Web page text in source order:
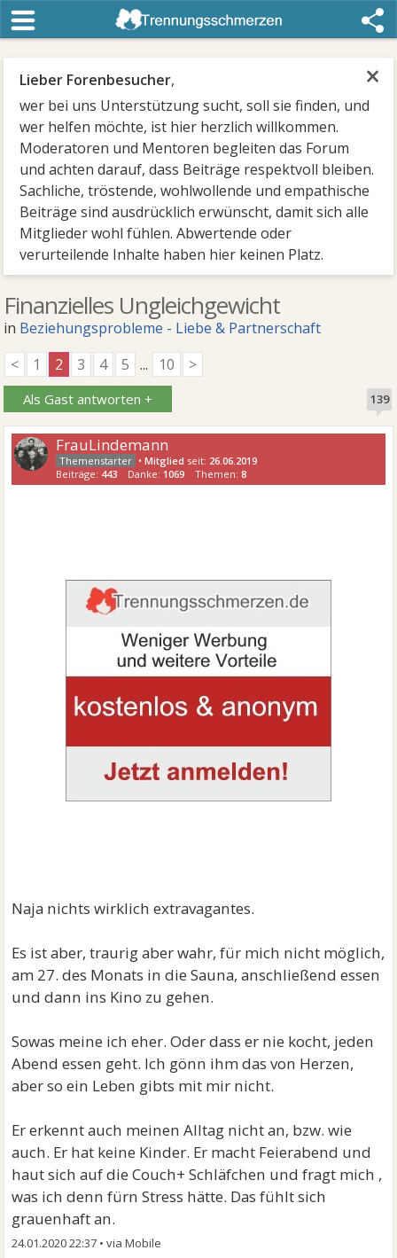
×
Lieber Forenbesucher,
wer bei uns Unterstützung sucht, soll sie finden, und
wer helfen möchte, ist hier herzlich willkommen.
Moderatoren und Mentoren begleiten das Forum
und achten darauf, dass Beiträge respektvoll bleiben.
Sachliche, tröstende, wohlwollende und empathische
Beiträge sind ausdrücklich erwünscht, damit sich alle
Mitglieder wohl fühlen. Abwertende oder
verurteilende Inhalte haben hier keinen Platz.
Finanzielles Ungleichgewicht
in Beziehungsprobleme - Liebe & Partnerschaft
<
1 2 3 4 5 ... 10 >
Als Gast antworten + 139
FrauLindemann
•Mitglied seit: 26.06.2019
Beiträge: 443 Danke: 1069 Themen:8
Naja nichts wirklich extravagantes.
Es ist aber, traurig aber wahr, für mich nicht möglich,
am 27. des Monats in die Sauna, anschließend essen
und dann ins Kino zu gehen.
Sowas meine ich eher. Oder dass er nie kocht, jeden
Abend essen geht. Ich gönn ihm das von Herzen,
aber so ein Leben gibts mit mir nicht.
Er erkennt auch meinen Alltag nicht an, bzw. wie
auch. Er hat keine Kinder. Er macht Feierabend und
haut sich auf die Couch+ Schläfchen und fragt mich ,
was ich denn fürn Stress hätte. Das fühlt sich
grauenhaft an.
24.01.2020 22:37 •